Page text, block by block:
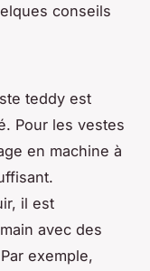
conseils
teddy est
Pour les vestes
en machine à
il est
avec des
exemple,